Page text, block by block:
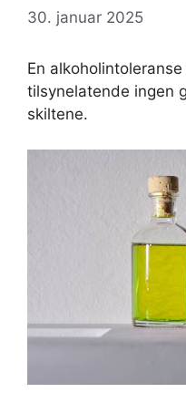
30. januar 2025
En
tilsynelatende ingen
skiltene.